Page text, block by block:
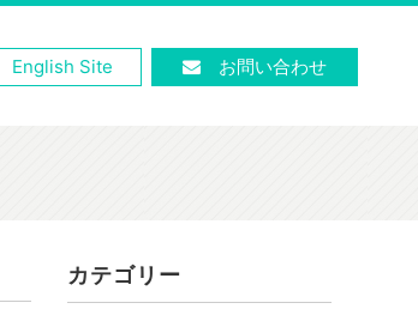
English Site お問い合わせ
カテゴリー